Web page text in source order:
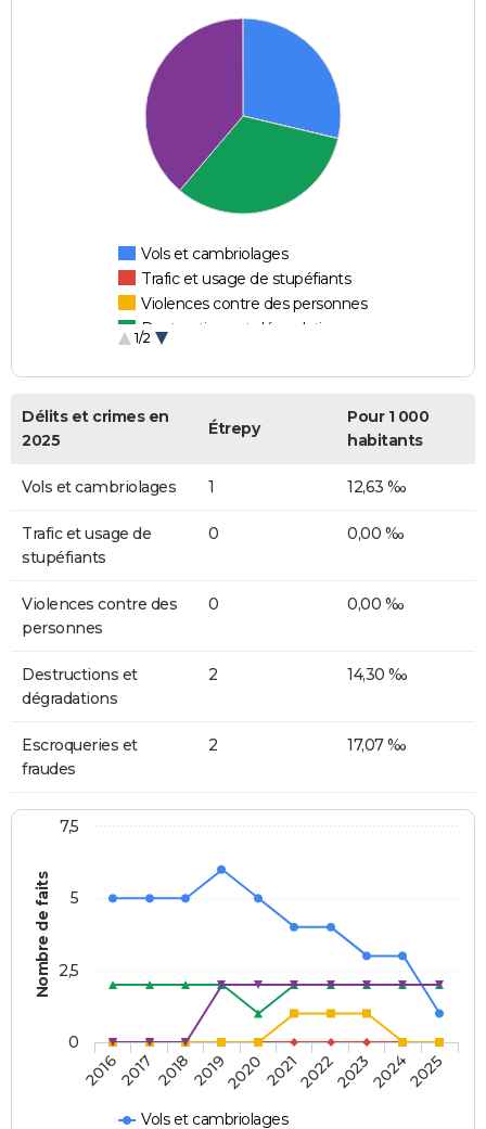
Vols et cambriolages
Trafic et usage de stupéfiants
Violences contre des personnes
Destructions et dégradations
1/2
Délits et crimes en
2025
Étrepy
Pour 1 000
habitants
Vols et cambriolages 1 12,63 ‰
Trafic et usage de
stupéfiants
0 0,00 ‰
Violences contre des
personnes
0 0,00 ‰
Destructions et
dégradations
2 14,30 ‰
Escroqueries et
fraudes
2 17,07 ‰
Nombre de faits
Vols et cambriolages
20162017 20182019202020212022202320242025
0
2,5
5
7,5